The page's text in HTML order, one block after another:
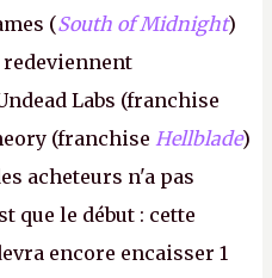
(South of Midnight)
Labs (franchise
(franchise Hellblade)
acheteurs n'a pas
que le début : cette
encore encaisser 1